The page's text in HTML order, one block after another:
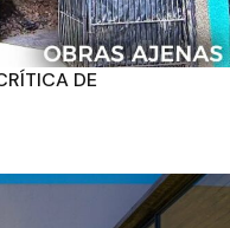
DE